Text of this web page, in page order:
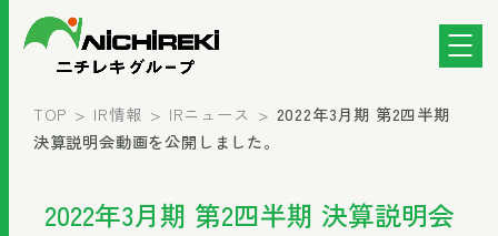
TOP IR情報 IRニュース
2022年3月期 第2四半期
決算説明会動画を公開しました。
2022年3月期 第2四半期 決算説明会